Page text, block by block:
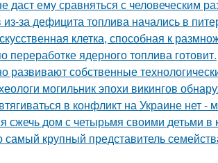
даст ему сравняться с человеческим
из-за дефицита топлива начались в
клетка, способная к
переработке ядерного топлива готовит.
развивают собственные
могильник эпохи викингов
в конфликт на Украине нет -
сжечь дом с четырьмя своими детьми в
самый крупный представитель